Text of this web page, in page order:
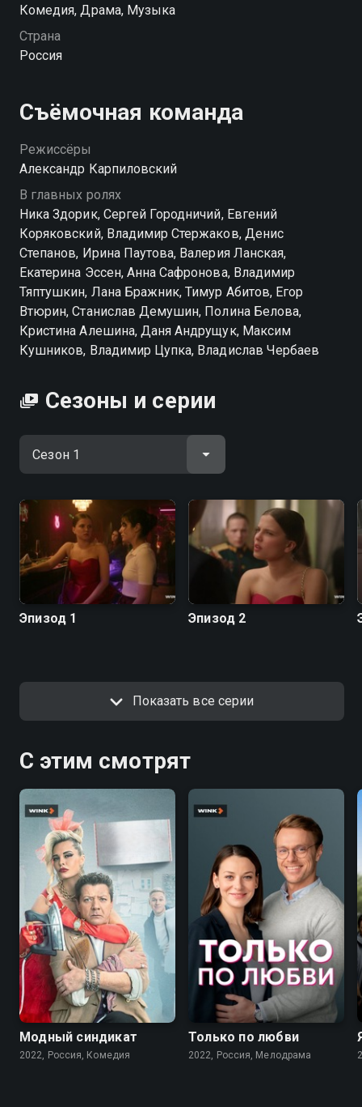
вырос в простой семье, привык рассчитывать
только на себя и никогда не жил в мире больших
денег. Катя — наследница миллиардера, детство
родителей ей приходится начинать всё заново и
искать опору там, где раньше она бы даже не
посмотрела. Их совместная жизнь превращается в
постоянное столкновение двух противоположных
представления о будущем делают отношения
непростыми, и каждому из них предстоит понять,
можно ли сохранить чувства, когда между людьми
целая пропасть. Смотреть сериал «Ландыши. Вторая
весна» онлайн в хорошем качестве вы можете в
подписке WINK в Смотрёшке.
Посмотреть онлайн 1 сезон сериала Ландыши.
Вторая весна вы можете совершенно бесплатно в
Комедия, Драма, Музыка
Страна
Россия
Съёмочная команда
Режиссёры
Александр Карпиловский
В главных ролях
Ника Здорик, Сергей Городничий, Евгений
Коряковский, Владимир Стержаков, Денис
Степанов, Ирина Паутова, Валерия Ланская,
Екатерина Эссен, Анна Сафронова, Владимир
Тяптушкин, Лана Бражник, Тимур Абитов, Егор
Втюрин, Станислав Демушин, Полина Белова,
Кристина Алешина, Даня Андрущук, Максим
Кушников, Владимир Цупка, Владислав Чербаев
Сезоны и серии
Эпизод 1 Эпизод 2
Показать все серии
С этим смотрят
7.6
Модный синдикат
2022, Россия, Комедия
Только по любви
2022, Россия, Мелодрама